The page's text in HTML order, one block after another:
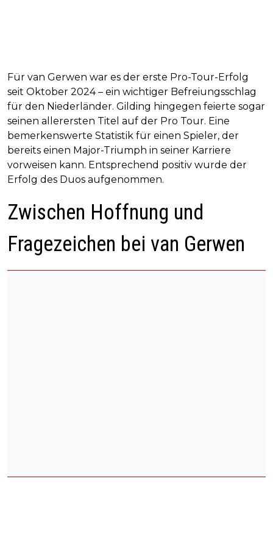
Für van Gerwen war es der erste Pro-Tour-Erfolg
seit Oktober 2024 – ein wichtiger Befreiungsschlag
für den Niederländer. Gilding hingegen feierte sogar
seinen allerersten Titel auf der Pro Tour. Eine
bemerkenswerte Statistik für einen Spieler, der
bereits einen Major-Triumph in seiner Karriere
vorweisen kann. Entsprechend positiv wurde der
Erfolg des Duos aufgenommen.
Zwischen Hoffnung und
Fragezeichen bei van Gerwen